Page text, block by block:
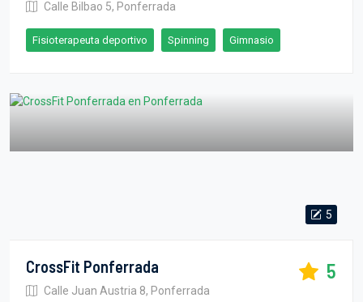
Calle Bilbao 5, Ponferrada
Fisioterapeuta deportivo Spinning Gimnasio
5
CrossFit Ponferrada
Calle Juan Austria 8, Ponferrada
5